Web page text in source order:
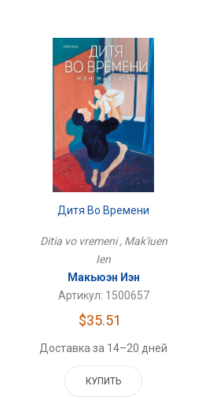
Дитя Во Времени
Ditia vo vremeni , Mak'iuen
Ien
Макьюэн Иэн
Артикул: 1500657
$35.51
Доставка за 14–20 дней
КУПИТЬ